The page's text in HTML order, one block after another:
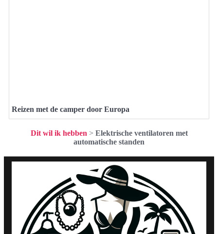
Reizen met de camper door Europa
Dit wil ik hebben > Elektrische ventilatoren met
automatische standen